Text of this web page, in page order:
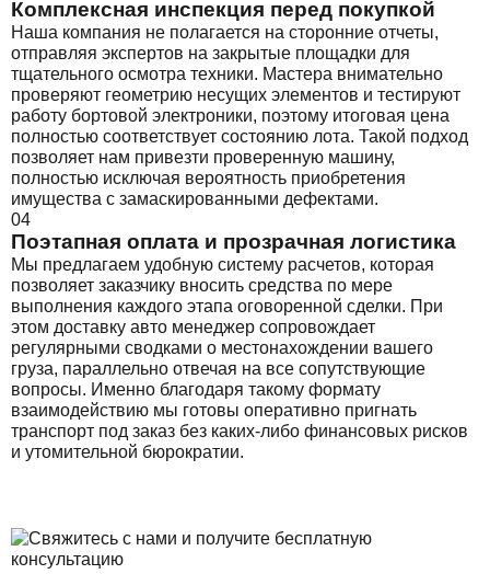
Комплексная инспекция перед покупкой
Наша компания не полагается на сторонние отчеты,
отправляя экспертов на закрытые площадки для
тщательного осмотра техники. Мастера внимательно
проверяют геометрию несущих элементов и тестируют
работу бортовой электроники, поэтому итоговая цена
полностью соответствует состоянию лота. Такой подход
позволяет нам привезти проверенную машину,
полностью исключая вероятность приобретения
имущества с замаскированными дефектами.
04
Поэтапная оплата и прозрачная логистика
Мы предлагаем удобную систему расчетов, которая
позволяет заказчику вносить средства по мере
выполнения каждого этапа оговоренной сделки. При
этом доставку авто менеджер сопровождает
регулярными сводками о местонахождении вашего
груза, параллельно отвечая на все сопутствующие
вопросы. Именно благодаря такому формату
взаимодействию мы готовы оперативно пригнать
транспорт под заказ без каких-либо финансовых рисков
и утомительной бюрократии.